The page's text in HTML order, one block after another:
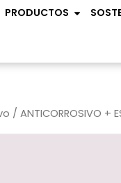
NOSOTROS
PRODUCTOS OPEN
/ ANTICORROSIVO +